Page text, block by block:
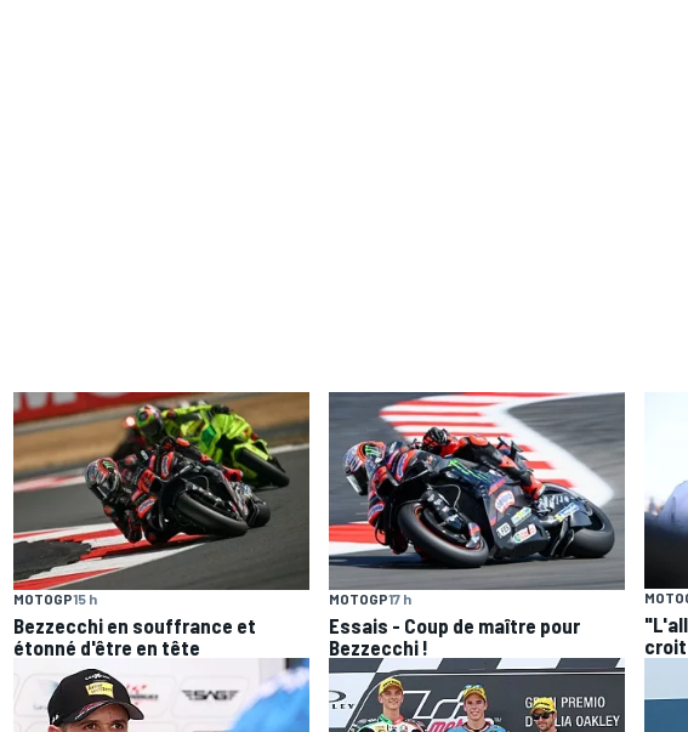
MOTOGP15 h
Bezzecchi en souffrance et
étonné d'être en tête
MOTOGP17 h
Essais - Coup de maître pour
Bezzecchi !
croit